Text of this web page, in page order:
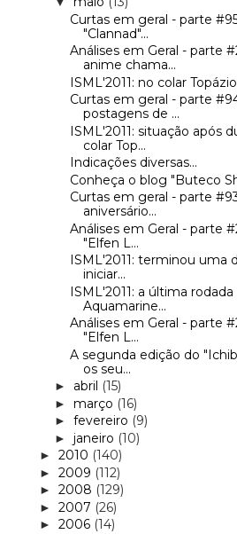
Curtas em geral - parte
"Clannad"...
Análises em Geral - parte
anime chama...
ISML'2011: no colar
Curtas em geral - parte
postagens de ...
ISML'2011: situação após
colar Top...
Indicações diversas...
Conheça o blog "Buteco
Curtas em geral - parte
aniversário...
Análises em Geral - parte
"Elfen L...
ISML'2011: terminou uma
iniciar...
ISML'2011: a última
Aquamarine...
Análises em Geral - parte
"Elfen L...
A segunda edição do
os seu...
► abril (15)
► março (16)
► fevereiro (9)
► janeiro (10)
► 2010 (140)
► 2009 (112)
► 2008 (129)
► 2007 (26)
► 2006 (14)